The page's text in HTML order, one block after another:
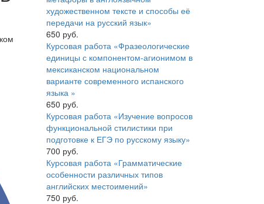
художественном тексте и способы её
передачи на русский язык»
650 руб.
Курсовая работа «Фразеологические
единицы с компонентом-агионимом в
мексиканском национальном
варианте современного испанского
языка »
650 руб.
Курсовая работа «Изучение вопросов
функциональной стилистики при
подготовке к ЕГЭ по русскому языку»
700 руб.
Курсовая работа «Грамматические
особенности различных типов
английских местоимений»
750 руб.